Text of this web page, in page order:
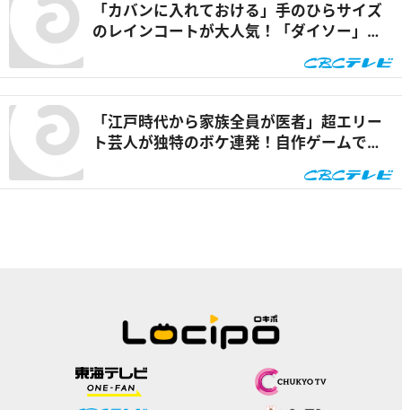
「カバンに入れておける」手のひらサイズ
のレインコートが大人気！「ダイソー」で
「江戸時代から家族全員が医者」超エリー
ト芸人が独特のボケ連発！自作ゲームで三